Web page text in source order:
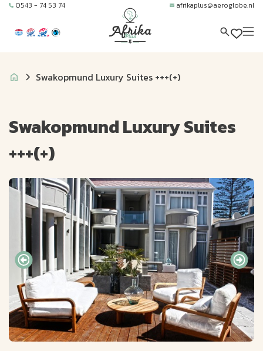
0543 - 74 53 74 afrikaplus@aeroglobe.nl
Swakopmund Luxury Suites +++(+)
Swakopmund Luxury Suites
+++(+)